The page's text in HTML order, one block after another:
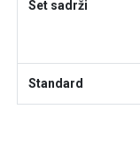
Set sadrži
Standard